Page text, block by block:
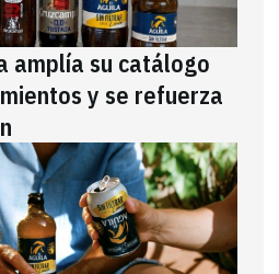
amplía su catálogo
y se refuerza